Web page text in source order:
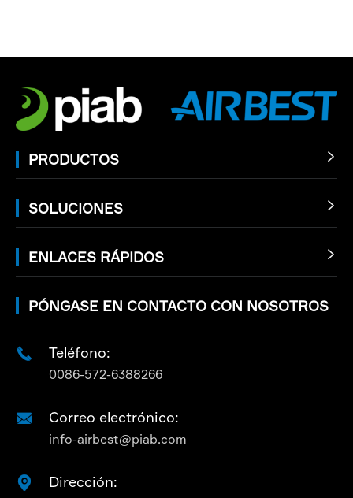
PRODUCTOS 
SOLUCIONES 
ENLACES RÁPIDOS 
PÓNGASE EN CONTACTO CON NOSOTROS
 Teléfono:
0086-572-6388266
 Correo electrónico:
info-airbest@piab.com
 Dirección: